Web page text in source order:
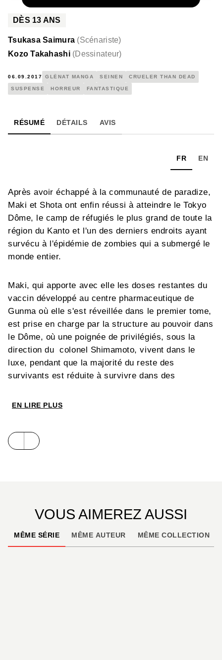
DÈS 13 ANS
Tsukasa Saimura (Scénariste)
Kozo Takahashi (Dessinateur)
06.09.2017 GLÉNAT MANGA SEINEN CRUELER THAN DEAD
SUSPENSE HORREUR FANTASTIQUE
RÉSUMÉ DÉTAILS AVIS
FR EN
Après avoir échappé à la communauté de paradize,
Maki et Shota ont enfin réussi à atteindre le Tokyo
Dôme, le camp de réfugiés le plus grand de toute la
région du Kanto et l'un des derniers endroits ayant
survécu à l'épidémie de zombies qui a submergé le
monde entier.
Maki, qui apporte avec elle les doses restantes du
vaccin développé au centre pharmaceutique de
Gunma où elle s'est réveillée dans le premier tome,
est prise en charge par la structure au pouvoir dans
le Dôme, où une poignée de privilégiés, sous la
direction du colonel Shimamoto, vivent dans le
luxe, pendant que la majorité du reste des
survivants est réduite à survivre dans des
quotidien difficile des survivants qui n'ont pas la
chance d'être privilégiés. miura est assigné à une
EN LIRE PLUS
VOUS AIMEREZ AUSSI
MÊME SÉRIE MÊME AUTEUR MÊME COLLECTION